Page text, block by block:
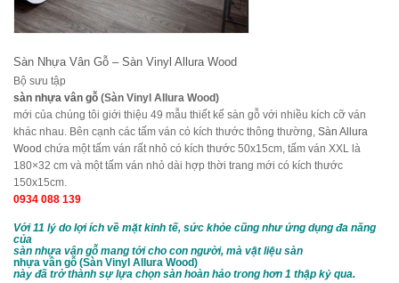
Sàn Nhựa Vân Gỗ – Sàn Vinyl Allura Wood
Bộ sưu tập
sàn nhựa vân gỗ (Sàn Vinyl Allura Wood)
mới của chúng tôi giới thiệu 49 mẫu thiết kế sàn gỗ với nhiều kích cỡ ván
khác nhau. Bên cạnh các tấm ván có kích thước thông thường, Sàn Allura
Wood chứa một tấm ván rất nhỏ có kích thước 50x15cm, tấm ván XXL là
180×32 cm và một tấm ván nhỏ dài hợp thời trang mới có kích thước
150x15cm.
0934 088 139
Với 11 lý do lợi ích về mặt kinh tế, sức khỏe cũng như ứng dụng đa năng
của
sàn nhựa vân gỗ mang tới cho con người, mà vật liệu sàn
nhựa vân gỗ (Sàn Vinyl Allura Wood)
này đã trở thành sự lựa chọn sàn hoàn hảo trong hơn 1 thập kỷ qua.